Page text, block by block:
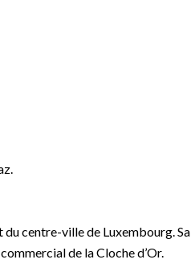
du centre-ville de Luxembourg. Sa
de la Cloche d’Or.